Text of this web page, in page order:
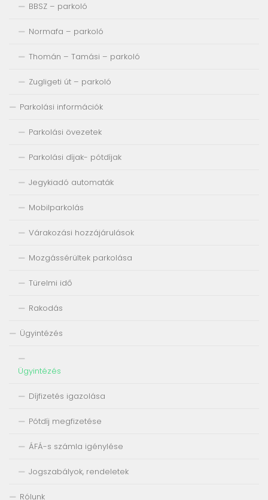
BBSZ – parkoló
Normafa – parkoló
Thomán – Tamási – parkoló
Zugligeti út – parkoló
Parkolási információk
Parkolási övezetek
Parkolási díjak- pótdíjak
Jegykiadó automaták
Mobilparkolás
Várakozási hozzájárulások
Mozgássérültek parkolása
Türelmi idő
Rakodás
Ügyintézés
Ügyintézés
Díjfizetés igazolása
Pótdíj megfizetése
ÁFÁ-s számla igénylése
Jogszabályok, rendeletek
Rólunk